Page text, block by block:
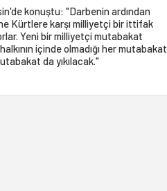
konuştu: "Darbenin ardından
Kürtlere karşı milliyetçi bir ittifak
Yeni bir milliyetçi mutabakat
içinde olmadığı her mutabakat
da yıkılacak."